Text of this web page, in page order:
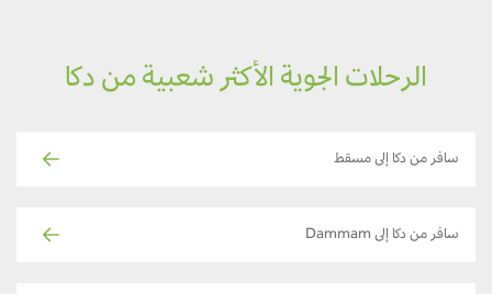
الرحلات الجوية الأكثر شعبية من دكا
سافر من دكا إلى مسقط
سافر من دكا إلى Dammam